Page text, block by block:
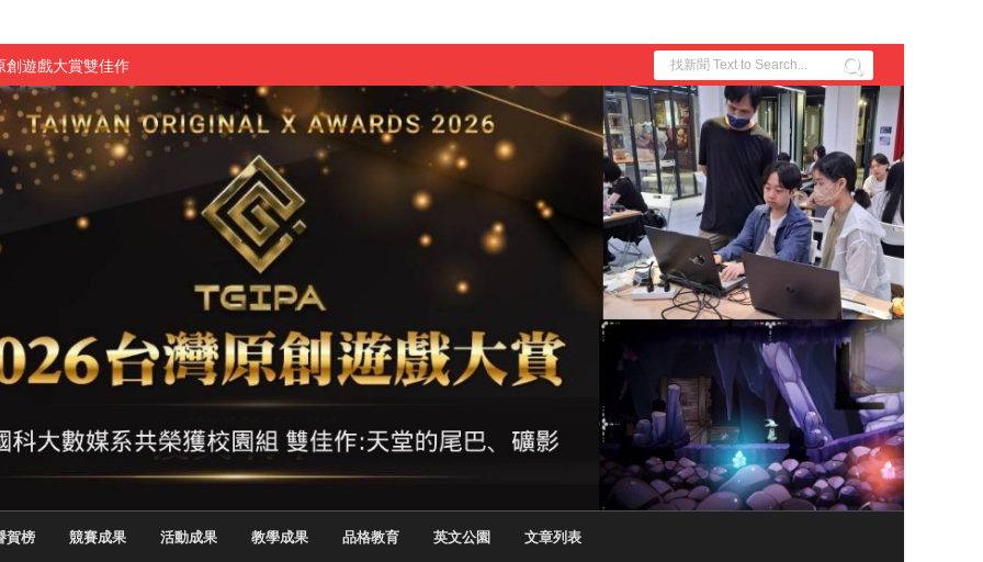
創遊戲大賞雙佳作
專廣播詞競賽英文組佳作
型與數位正義
比賽」成績出爐
」 點亮智慧金融時代的跨域新局
影展最高榮譽白金獎
實務專題競賽第一名
2026 TSID 提出具體舊建築再利用提案
校院電腦動畫競賽嶄露頭角
大雙校區學生會全國賽勇奪佳績
賀榜 競賽成果 活動成果 教學成果 品格教育 英文公園 文章列表